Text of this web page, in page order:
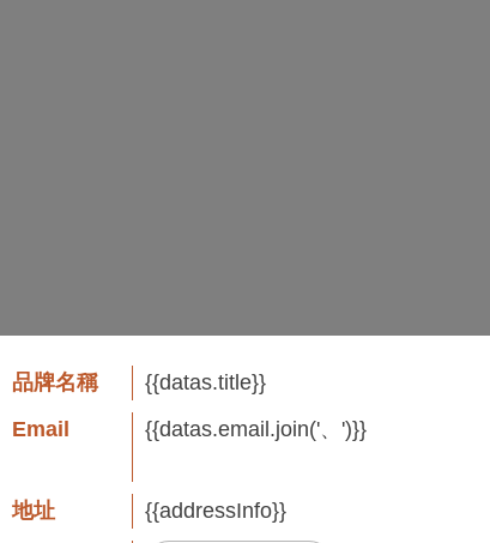
品牌名稱 {{datas.title}}
Email
{{datas.email.join('、')}}
地址
{{addressInfo}}